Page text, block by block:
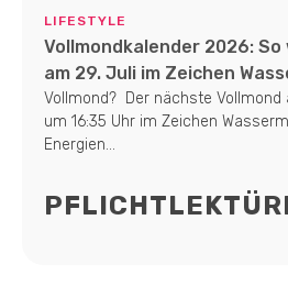
LIFESTYLE
Vollmondkalender 2026:
am 29. Juli im Zeichen
Vollmond? Der nächste
um 16:35 Uhr im Zeichen
Energien...